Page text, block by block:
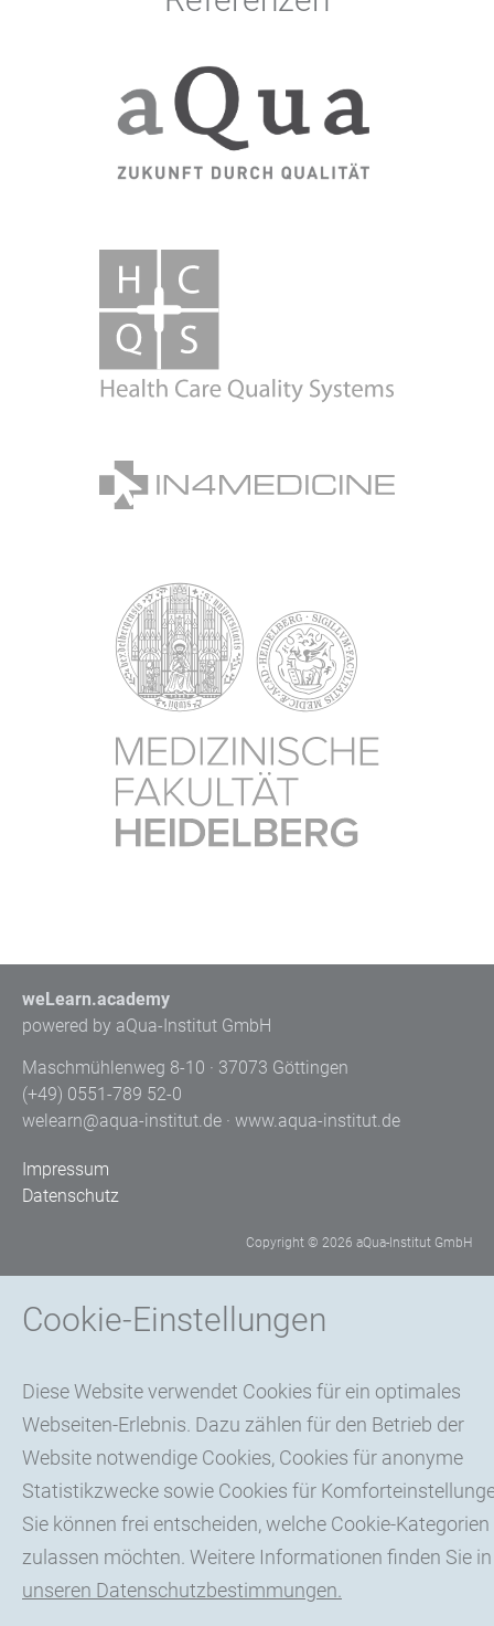
Cookie-Einstellungen
Diese Website verwendet Cookies für ein optimales
Webseiten-Erlebnis. Dazu zählen für den Betrieb der
Website notwendige Cookies, Cookies für anonyme
Statistikzwecke sowie Cookies für
Sie können frei entscheiden, welche Cookie-Kategorien
zulassen möchten. Weitere Informationen finden Sie in
unseren Datenschutzbestimmungen.
weLearn.academy
powered by aQua-Institut GmbH
Maschmühlenweg 8-10 · 37073 Göttingen
(+49) 0551-789 52-0
welearn@aqua-institut.de · www.aqua-institut.de
Impressum
Datenschutz
Copyright © 2026 aQua-Institut GmbH